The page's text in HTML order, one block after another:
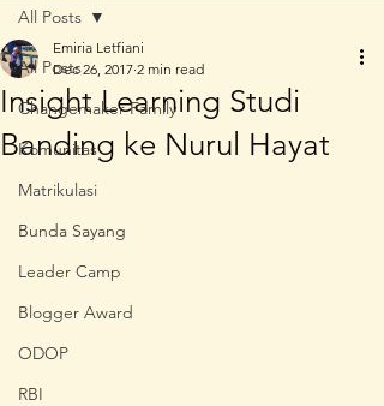
All Posts
Changemaker Family
Komunitas
Matrikulasi
Bunda Sayang
Leader Camp
Blogger Award
ODOP
RBI
All Posts
Insight Learning Studi
Banding ke Nurul Hayat
Emiria Letfiani
Dec 26, 2017 2 min read